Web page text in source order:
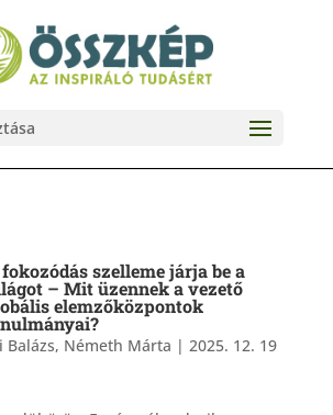
szelleme járja be a
– Mit üzennek a vezető
elemzőközpontok
Balázs, Németh Márta | 2025. 12. 19